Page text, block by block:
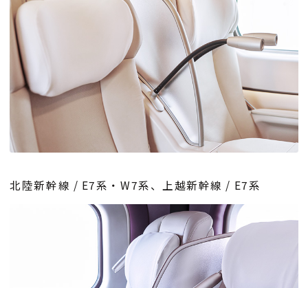
北陸新幹線 / E7系・W7系、上越新幹線 / E7系